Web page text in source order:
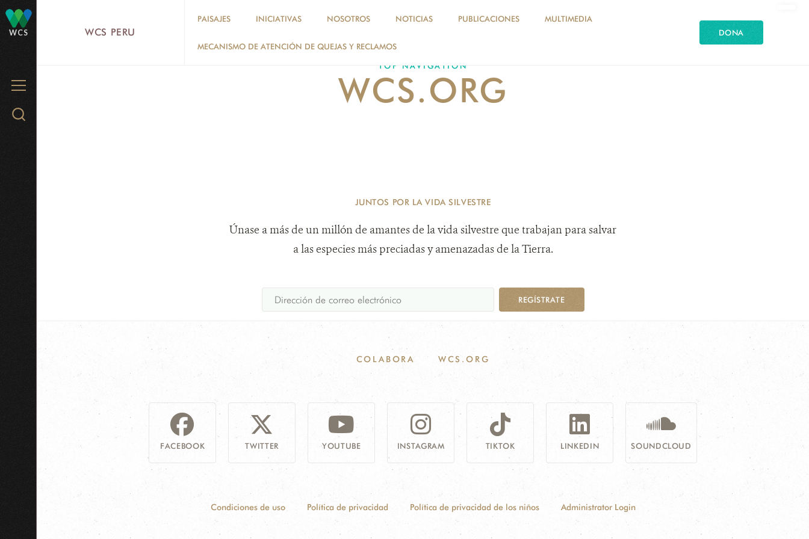
WCS
MENU
Search
WCS PERU
PAISAJES INICIATIVAS NOSOTROS NOTICIAS PUBLICACIONES MULTIMEDIA
MECANISMO DE ATENCIÓN DE QUEJAS Y RECLAMOS
DONA
TOP NAVIGATION
WCS.ORG
JUNTOS POR LA VIDA SILVESTRE
Únase a más de un millón de amantes de la vida silvestre que trabajan para salvar
a las especies más preciadas y amenazadas de la Tierra.
REGÍSTRATE
COLABORA WCS.ORG
FACEBOOK TWITTER YOUTUBE INSTAGRAM TIKTOK LINKEDIN SOUNDCLOUD
Condiciones de uso Política de privacidad Política de privacidad de los niños Administrator Login